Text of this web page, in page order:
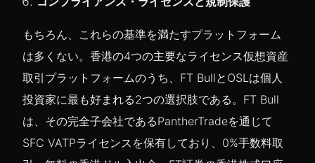
もちろん、これらの基準を満たすプラットフォーム
は多くない。香港の4つの主要なライセンス仮想資産
取引プラットフォームのうち、FT BullとOSLは個人
投資家に最も好まれる2つの選択肢である。FT Bull
は、その完全子会社であるPantherTradeを通じて
SFC VATPライセンスを保有しており、0%手数料取